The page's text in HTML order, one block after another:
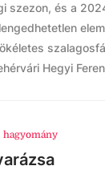
szezon, és a
Hegyi
hagyomány